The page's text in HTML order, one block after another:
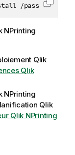
/passive Copier
NPrinting
Qlik
Qlik
NPrinting
Qlik
Qlik NPrinting